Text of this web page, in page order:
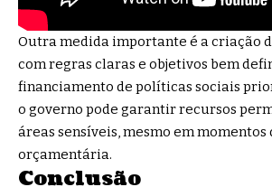
Outra medida importante é a criação
com regras claras e objetivos bem
financiamento de políticas sociais
o governo pode garantir recursos
áreas sensíveis, mesmo em
orçamentária.
Conclusão